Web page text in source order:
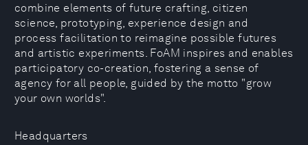
Headquarters
combine elements of future crafting, citizen
science, prototyping, experience design and
process facilitation to reimagine possible futures
and artistic experiments. FoAM inspires and enables
participatory co-creation, fostering a sense of
agency for all people, guided by the motto "grow
your own worlds".